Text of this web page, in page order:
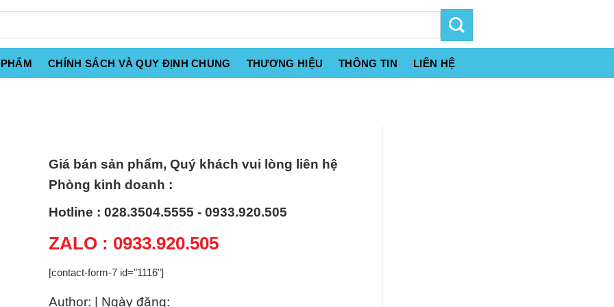
CHÍNH SÁCH VÀ QUY ĐỊNH CHUNG THƯƠNG HIỆU THÔNG TIN LIÊN HỆ
Giá bán sản phẩm, Quý khách vui lòng liên hệ
Phòng kinh doanh :
Hotline : 028.3504.5555 - 0933.920.505
ZALO : 0933.920.505
[contact-form-7 id="1116"]
Author: | Ngày đăng: